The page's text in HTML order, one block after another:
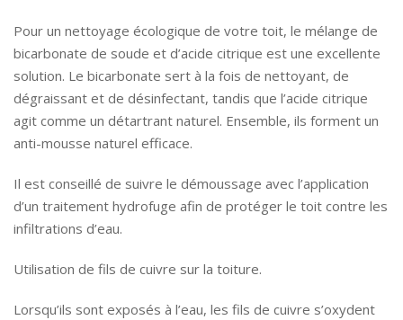
Pour un nettoyage écologique de votre toit, le mélange de
bicarbonate de soude et d’acide citrique est une excellente
solution. Le bicarbonate sert à la fois de nettoyant, de
dégraissant et de désinfectant, tandis que l’acide citrique
agit comme un détartrant naturel. Ensemble, ils forment un
anti-mousse naturel efficace.
Il est conseillé de suivre le démoussage avec l’application
d’un traitement hydrofuge afin de protéger le toit contre les
infiltrations d’eau.
Utilisation de fils de cuivre sur la toiture.
Lorsqu’ils sont exposés à l’eau, les fils de cuivre s’oxydent